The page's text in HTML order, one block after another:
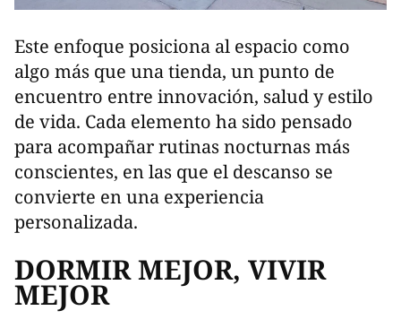
Este enfoque posiciona al espacio como
algo más que una tienda, un punto de
encuentro entre innovación, salud y estilo
de vida. Cada elemento ha sido pensado
para acompañar rutinas nocturnas más
conscientes, en las que el descanso se
convierte en una experiencia
personalizada.
DORMIR MEJOR, VIVIR
MEJOR